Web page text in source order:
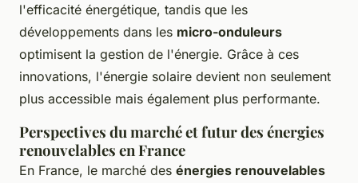
l'efficacité énergétique, tandis que les
développements dans les micro-onduleurs
optimisent la gestion de l'énergie. Grâce à ces
innovations, l'énergie solaire devient non seulement
plus accessible mais également plus performante.
Perspectives du marché et futur des énergies
renouvelables en France
En France, le marché des énergies renouvelables